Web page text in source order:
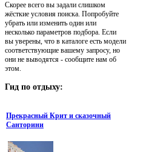
Скорее всего вы задали слишком
жёсткие условия поиска. Попробуйте
убрать или изменить один или
несколько параметров подбора. Если
вы уверены, что в каталоге есть модели
соответствующие вашему запросу, но
они не выводятся - сообщите нам об
этом.
Гид по отдыху:
Прекрасный Крит и сказочный
Санторини